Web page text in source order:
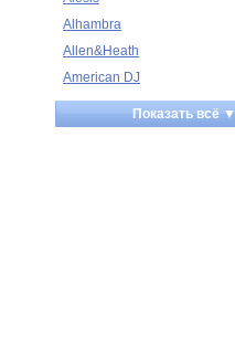
Alhambra
Allen&Heath
American DJ
Ampeg
Apart
Показать всё ▼